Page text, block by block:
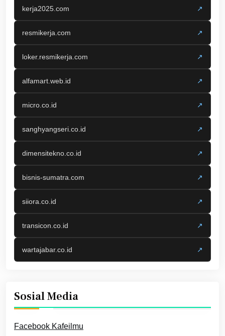
kerja2025.com ↗
resmikerja.com ↗
loker.resmikerja.com ↗
alfamart.web.id ↗
micro.co.id ↗
sanghyangseri.co.id ↗
dimensitekno.co.id ↗
bisnis-sumatra.com ↗
siiora.co.id ↗
transicon.co.id ↗
wartajabar.co.id ↗
Sosial Media
Facebook Kafeilmu